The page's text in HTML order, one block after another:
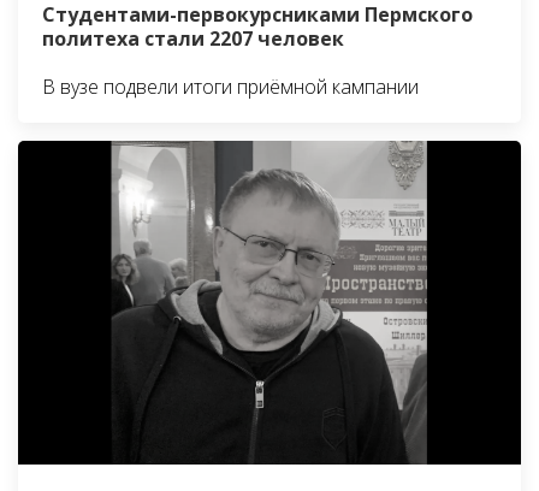
Студентами-первокурсниками Пермского
политеха стали 2207 человек
В вузе подвели итоги приёмной кампании